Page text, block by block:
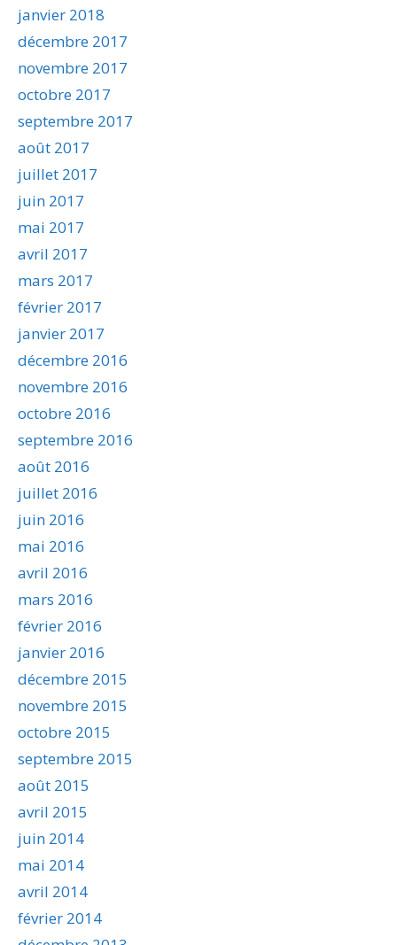
janvier 2018
décembre 2017
novembre 2017
octobre 2017
septembre 2017
août 2017
juillet 2017
juin 2017
mai 2017
avril 2017
mars 2017
février 2017
janvier 2017
décembre 2016
novembre 2016
octobre 2016
septembre 2016
août 2016
juillet 2016
juin 2016
mai 2016
avril 2016
mars 2016
février 2016
janvier 2016
décembre 2015
novembre 2015
octobre 2015
septembre 2015
août 2015
avril 2015
juin 2014
mai 2014
avril 2014
février 2014